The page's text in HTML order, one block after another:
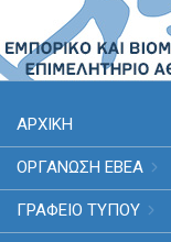
ΑΡΧΙΚΗ
ΟΡΓΑΝΩΣΗ ΕΒΕΑ
ΓΡΑΦΕΙΟ ΤΥΠΟΥ